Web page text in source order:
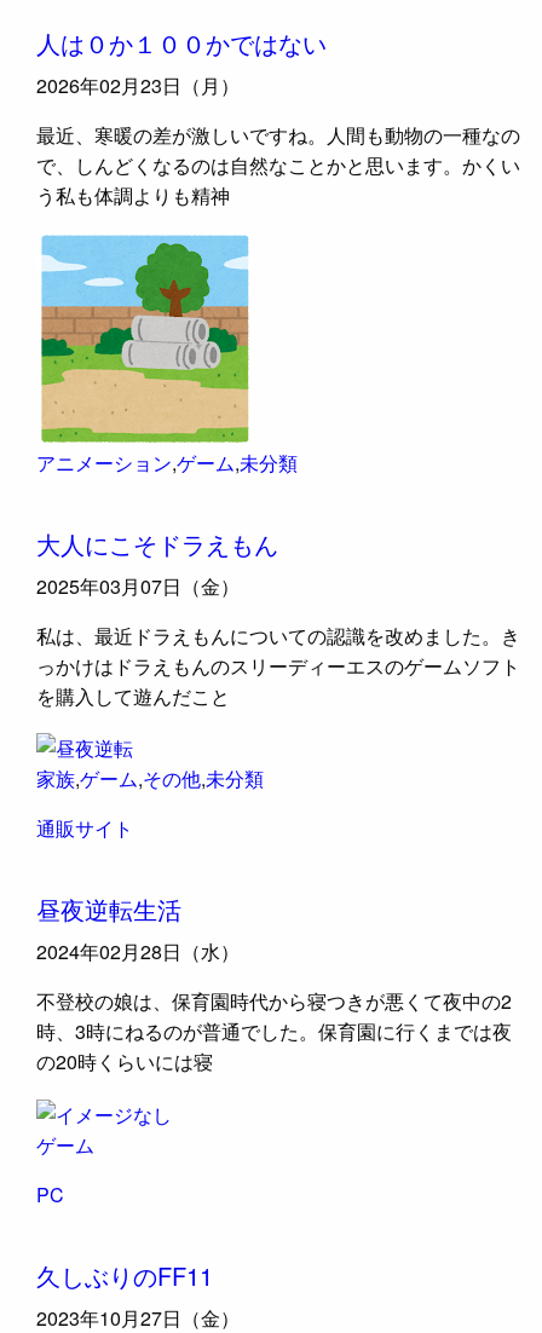
人は０か１００かではない
2026年02月23日（月）
最近、寒暖の差が激しいですね。人間も動物の一種なの
で、しんどくなるのは自然なことかと思います。かくい
う私も体調よりも精神
アニメーション,ゲーム,未分類
大人にこそドラえもん
2025年03月07日（金）
私は、最近ドラえもんについての認識を改めました。き
っかけはドラえもんのスリーディーエスのゲームソフト
を購入して遊んだこと
家族,ゲーム,その他,未分類
通販サイト
昼夜逆転生活
2024年02月28日（水）
不登校の娘は、保育園時代から寝つきが悪くて夜中の2
時、3時にねるのが普通でした。保育園に行くまでは夜
の20時くらいには寝
ゲーム
PC
久しぶりのFF11
2023年10月27日（金）